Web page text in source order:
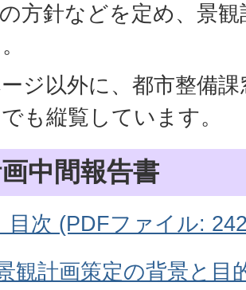
方針などを定め、景
ジ以外に、都市整備
も縦覧しています。
中間報告書
目次 (PDFファイル:
観計画策定の背景と目